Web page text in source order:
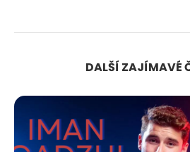
DALŠÍ ZAJÍMAVÉ